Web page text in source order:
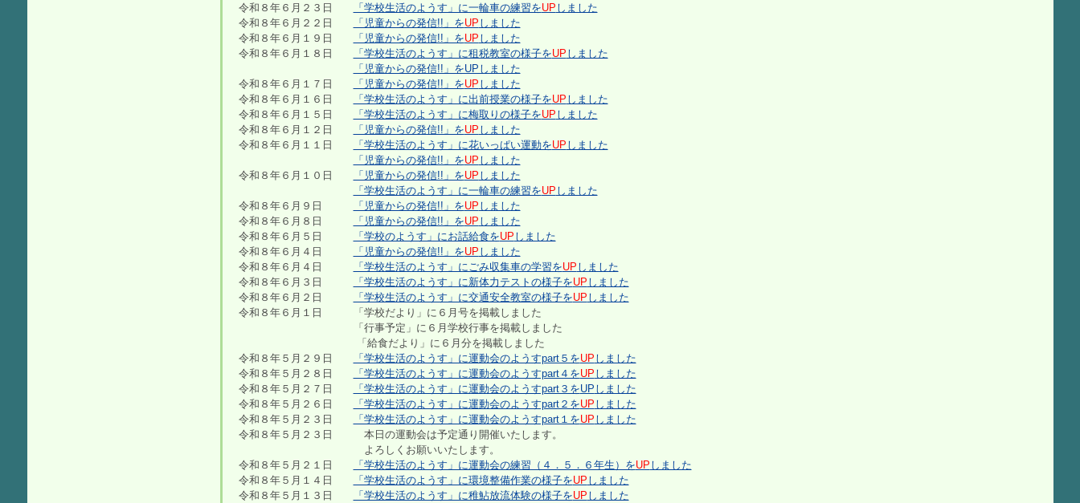
令和８年６月２３日
「学校生活のようす」に一輪車の練習をUP しました
令和８年６月２２日
「児童からの発信!!」をUP しました
令和８年６月１９日
「児童からの発信!!」をUP しました
令和８年６月１８日
「学校生活のようす」に租税教室の様子をUP しました
「児童からの発信!!」をUPしました
令和８年６月１７日
「児童からの発信!!」をUP しました
令和８年６月１６日
「学校生活のようす」に出前授業の様子をUP しました
令和８年６月１５日
「学校生活のようす」に梅取りの様子をUP しました
令和８年６月１２日
「児童からの発信!!」をUP しました
令和８年６月１１日
「学校生活のようす」に花いっぱい運動をUP しました
「児童からの発信!!」をUP しました
令和８年６月１０日
「児童からの発信!!」をUP しました
「学校生活のようす」に一輪車の練習をUP しました
令和８年６月９日
「児童からの発信!!」をUP しました
令和８年６月８日
「児童からの発信!!」をUP しました
令和８年６月５日
「学校のようす」にお話給食をUP しました
令和８年６月４日
「児童からの発信!!」をUP しました
令和８年６月４日
「学校生活のようす」にごみ収集車の学習をUP しました
令和８年６月３日
「学校生活のようす」に新体力テストの様子をUP しました
令和８年６月２日
「学校生活のようす」に交通安全教室の様子をUP しました
令和８年６月１日 「学校だより」に６月号を掲載しました
「行事予定」に６月学校行事を掲載しました
「給食だより」に６月分を掲載しました
令和８年５月２９日
「学校生活のようす」に運動会のようすpart５をUP しました
令和８年５月２８日
「学校生活のようす」に運動会のようすpart４をUP しました
令和８年５月２７日
「学校生活のようす」に運動会のようすpart３をUP しました
令和８年５月２６日
「学校生活のようす」に運動会のようすpart２をUP しました
令和８年５月２３日
「学校生活のようす」に運動会のようすpart１をUP しました
令和８年５月２３日 本日の運動会は予定通り開催いたします。
よろしくお願いいたします。
令和８年５月２１日
「学校生活のようす」に運動会の練習（４．５．６年生）をUP しました
令和８年５月１４日
「学校生活のようす」に環境整備作業の様子をUP しました
令和８年５月１３日
「学校生活のようす」に稚鮎放流体験の様子をUP しました